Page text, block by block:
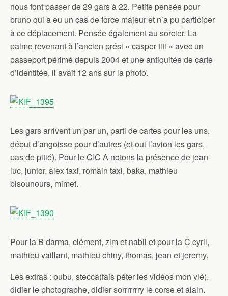
nous font passer de 29 gars à 22. Petite pensée pour
bruno qui a eu un cas de force majeur et n’a pu participer
à ce déplacement. Pensée également au sorcier. La
palme revenant à l’ancien prési « casper titi » avec un
passeport périmé depuis 2004 et une antiquitée de carte
d’identitée, il avait 12 ans sur la photo.
Les gars arrivent un par un, parti de cartes pour les uns,
début d’angoisse pour d’autres (et oui l’avion les gars,
pas de pitié). Pour le CIC A notons la présence de jean-
luc, junior, alex taxi, romain taxi, baka, mathieu
bisounours, mimet.
Pour la B darma, clément, zim et nabil et pour la C cyril,
mathieu vaillant, mathieu chiny, thomas, jean et jeremy.
Les extras : bubu, stecca(fais péter les vidéos mon vié),
didier le photographe, didier sorrrrrrry le corse et alain.